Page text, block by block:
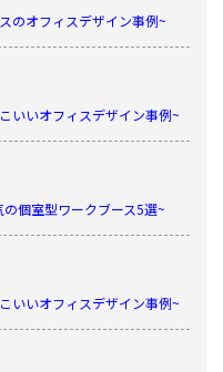
のオフィスデザイン事例~
いいオフィスデザイン事例~
個室型ワークブース5選~
いいオフィスデザイン事例~